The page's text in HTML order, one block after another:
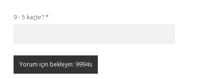
9 - 5 kaçtır?*